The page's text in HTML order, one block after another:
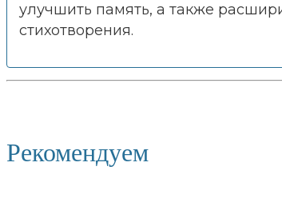
улучшить память, а также
стихотворения.
Рекомендуем